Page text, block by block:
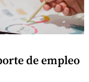
de empleo